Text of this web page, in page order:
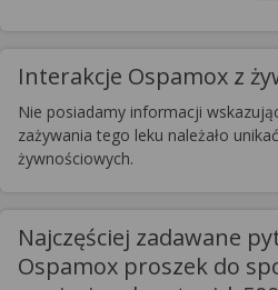
Interakcje Ospamox z
Nie posiadamy informacji
zażywania tego leku należało
żywnościowych.
Najczęściej zadawane
Ospamox proszek do